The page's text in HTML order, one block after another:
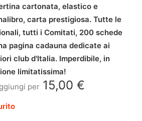
cartonata, elastico e
carta prestigiosa. Tutte le
tutti i Comitati, 200 schede
pagina cadauna dedicate ai
club d'Italia. Imperdibile, in
limitatissima!
per 15,00 €